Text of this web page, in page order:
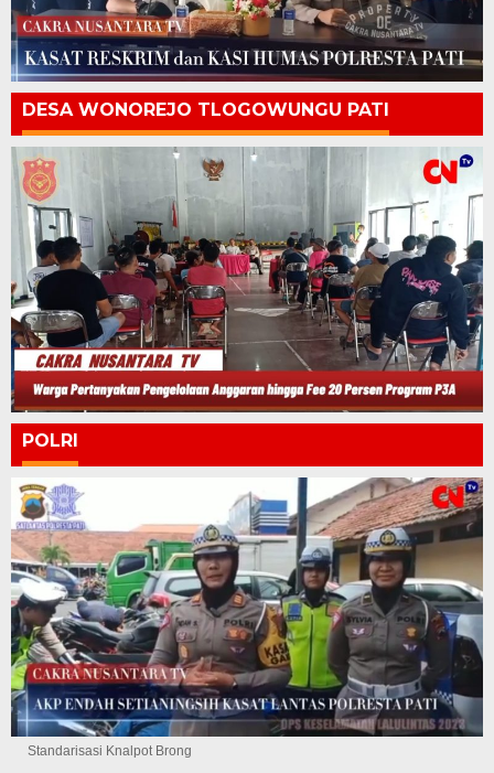
DESA WONOREJO TLOGOWUNGU PATI
POLRI
Standarisasi Knalpot Brong